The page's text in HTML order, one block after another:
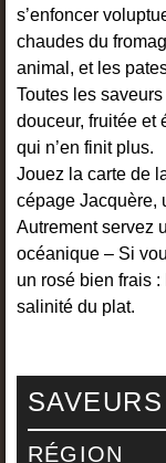
s’enfoncer
chaudes du
animal, et les
Toutes les
douceur, fruitée et
qui n’en finit plus.
Jouez la carte de
cépage Jacquère,
Autrement servez
océanique – Si
un rosé bien frais
salinité du plat.
RÉGION